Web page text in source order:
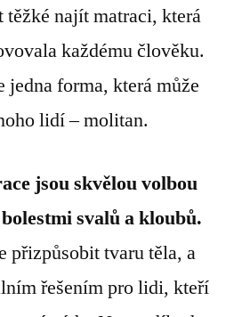
těžké najít matraci, která
každému člověku.
forma, která může
lidí – molitan.
jsou skvělou volbou
svalů a kloubů.
přizpůsobit tvaru těla, a
řešením pro lidi, kteří